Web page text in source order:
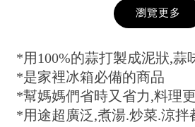
瀏覽更多
*用100%的蒜打製成泥狀,蒜
*是家裡冰箱必備的商品
*幫媽媽們省時又省力,料理
*用途超廣泛,煮湯.炒菜.涼拌